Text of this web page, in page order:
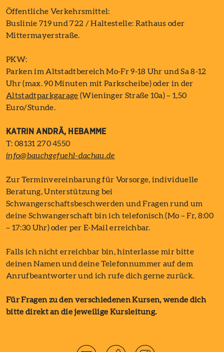
Öffentliche Verkehrsmittel:
Buslinie 719 und 722 / Haltestelle: Rathaus oder
Mittermayerstraße.
PKW:
Parken im Altstadtbereich Mo-Fr 9-18 Uhr und Sa 8-12
Uhr (max. 90 Minuten mit Parkscheibe) oder in der
Altstadtparkgarage (Wieninger Straße 10a) – 1,50
Euro/Stunde.
KATRIN ANDRÄ, HEBAMME
T: 08131 270 4550
info@bauchgefuehl-dachau.de
Zur Terminvereinbarung für Vorsorge, individuelle
Beratung, Unterstützung bei
Schwangerschaftsbeschwerden und Fragen rund um
deine Schwangerschaft bin ich telefonisch (Mo – Fr, 8:00
– 17:30 Uhr) oder per E-Mail erreichbar.
Falls ich nicht erreichbar bin, hinterlasse mir bitte
deinen Namen und deine Telefonnummer auf dem
Anrufbeantworter und ich rufe dich gerne zurück.
Für Fragen zu den verschiedenen Kursen, wende dich
bitte direkt an die jeweilige Kursleitung.